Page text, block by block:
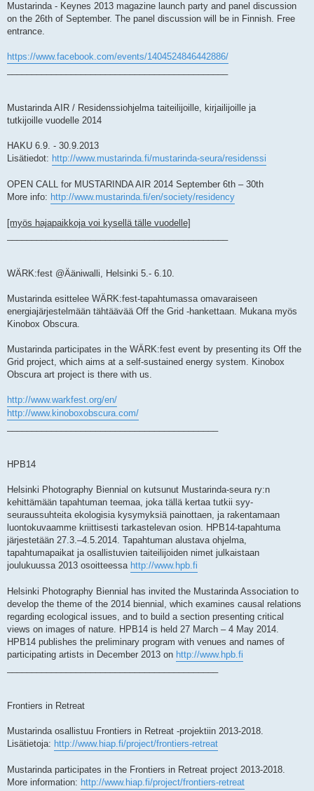
Mustarinda - Keynes 2013 magazine launch party and panel discussion
on the 26th of September. The panel discussion will be in Finnish. Free
entrance.
https://www.facebook.com/events/1404524846442886/
Mustarinda AIR / Residenssiohjelma taiteilijoille, kirjailijoille ja
tutkijoille vuodelle 2014
HAKU 6.9. - 30.9.2013
Lisätiedot: http://www.mustarinda.fi/mustarinda-seura/residenssi
OPEN CALL for MUSTARINDA AIR 2014 September 6th – 30th
More info: http://www.mustarinda.fi/en/society/residency
[myös hajapaikkoja voi kysellä tälle vuodelle]
WÄRK:fest @Ääniwalli, Helsinki 5.- 6.10.
Mustarinda esittelee WÄRK:fest-tapahtumassa omavaraiseen
energiajärjestelmään tähtäävää Off the Grid -hankettaan. Mukana myös
Kinobox Obscura.
Mustarinda participates in the WÄRK:fest event by presenting its Off the
Grid project, which aims at a self-sustained energy system. Kinobox
Obscura art project is there with us.
http://www.warkfest.org/en/
http://www.kinoboxobscura.com/
HPB14
Helsinki Photography Biennial on kutsunut Mustarinda-seura ry:n
kehittämään tapahtuman teemaa, joka tällä kertaa tutkii syy-
seuraussuhteita ekologisia kysymyksiä painottaen, ja rakentamaan
luontokuvaamme kriittisesti tarkastelevan osion. HPB14-tapahtuma
järjestetään 27.3.–4.5.2014. Tapahtuman alustava ohjelma,
tapahtumapaikat ja osallistuvien taiteilijoiden nimet julkaistaan
joulukuussa 2013 osoitteessa http://www.hpb.fi
Helsinki Photography Biennial has invited the Mustarinda Association to
develop the theme of the 2014 biennial, which examines causal relations
regarding ecological issues, and to build a section presenting critical
views on images of nature. HPB14 is held 27 March – 4 May 2014.
HPB14 publishes the preliminary program with venues and names of
participating artists in December 2013 on http://www.hpb.fi
Frontiers in Retreat
Mustarinda osallistuu Frontiers in Retreat -projektiin 2013-2018.
Lisätietoja: http://www.hiap.fi/project/frontiers-retreat
Mustarinda participates in the Frontiers in Retreat project 2013-2018.
More information: http://www.hiap.fi/project/frontiers-retreat